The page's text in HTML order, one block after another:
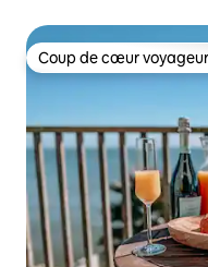
Coup de cœur
Coup de cœur